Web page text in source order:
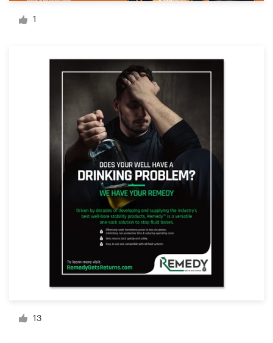
1
13
Tarjeta de presentación
Diseño de páginas web
Explorar todas las categorías
+49 30 568 376 73
Centro de ayuda